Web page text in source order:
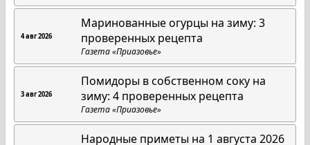
4 авг 2026
Маринованные огурцы на зиму: 3
проверенных рецепта
Газета «Приазовье»
3 авг 2026
Помидоры в собственном соку на
зиму: 4 проверенных рецепта
Газета «Приазовье»
Народные приметы на 1 августа 2026